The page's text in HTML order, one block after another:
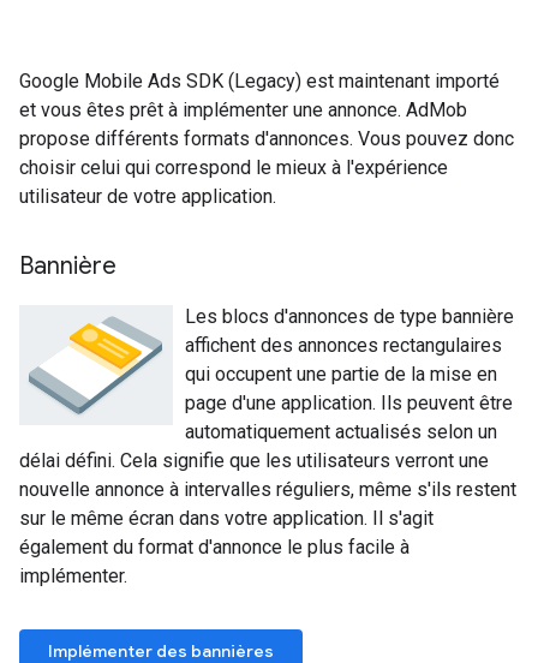
Google Mobile Ads SDK (Legacy) est maintenant importé
et vous êtes prêt à implémenter une annonce. AdMob
propose différents formats d'annonces. Vous pouvez donc
choisir celui qui correspond le mieux à l'expérience
utilisateur de votre application.
Bannière
Les blocs d'annonces de type bannière
affichent des annonces rectangulaires
qui occupent une partie de la mise en
page d'une application. Ils peuvent être
automatiquement actualisés selon un
délai défini. Cela signifie que les utilisateurs verront une
nouvelle annonce à intervalles réguliers, même s'ils restent
sur le même écran dans votre application. Il s'agit
également du format d'annonce le plus facile à
implémenter.
Implémenter des bannières